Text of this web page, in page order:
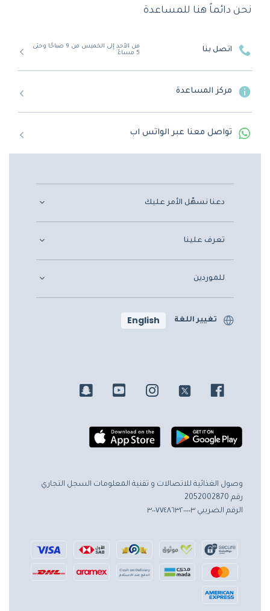
نحن دائماً هنا للمساعدة
اتصل بنا
من الأحد إلى الخميس من 9 صباحًا وحتى
5 مساءً
مركز المساعدة
تواصل معنا عبر الواتس اب
دعنا نسهّل الأمر عليك
تعرف علينا
للموردين
تغيير اللغة English
وصول الغذائية للاتصالات و تقنية المعلومات السجل التجاري
رقم 2052002870
الرقم الضريبي ٣٠٠٧٧٤٨٦٣٢٠٠٠٠٣